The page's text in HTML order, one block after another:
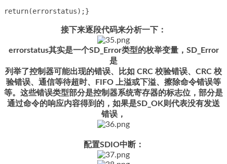
return(errorstatus);}
接下来逐段代码来分析一下：
errorstatus其实是一个SD_Error类型的枚举变量，SD_Error
是
列举了控制器可能出现的错误、比如 CRC 校验错误、CRC 校
验错误、通信等待超时、FIFO 上溢或下溢、擦除命令错误等
等。这些错误类型部分是控制器系统寄存器的标志位，部分是
通过命令的响应内容得到的，如果是SD_OK则代表没有发送
错误，
配置SDIO中断：